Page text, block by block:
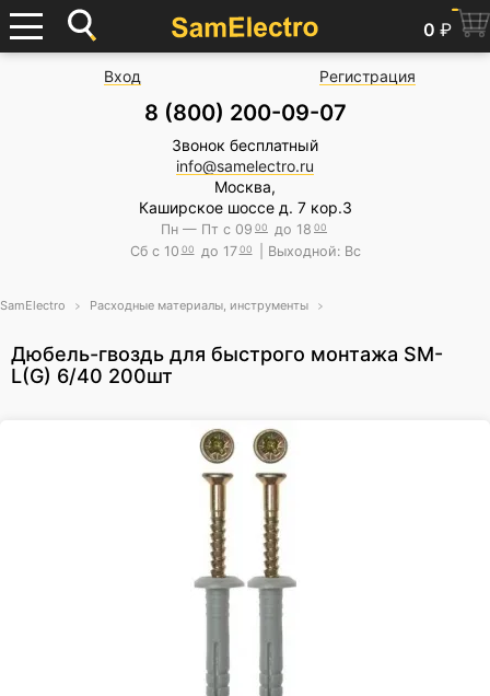
0 ₽
Вход Регистрация
8 (800) 200-09-07
Звонок бесплатный
info@samelectro.ru
Москва,
Каширское шоссе д. 7 кор.3
Пн — Пт с 09 00 до 18 00
Сб с 10 00 до 17 00 | Выходной: Вс
SamElectro Расходные материалы, инструменты
Дюбель-гвоздь для быстрого монтажа SM-
L(G) 6/40 200шт